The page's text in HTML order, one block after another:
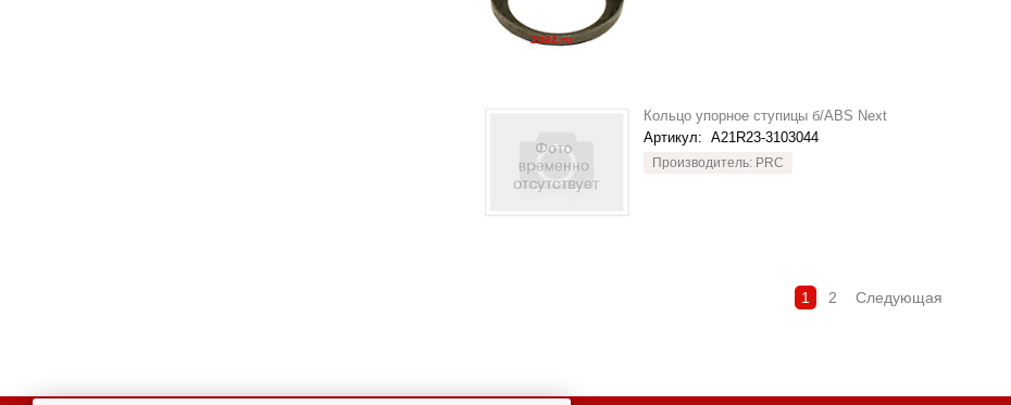
Кольцо упорное ступицы б/ABS Next
Артикул: A21R23-3103044
Производитель: PRC
1 2 Следующая